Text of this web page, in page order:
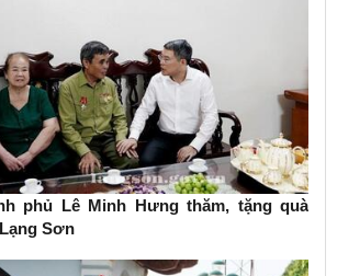
phủ Lê Minh Hưng thăm, tặng quà
Sơn